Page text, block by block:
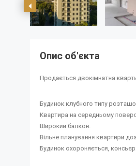
Опис об'єкта
Продається двокімнатна
Будинок клубного типу
Квартира на середньому
Широкий балкон.
Вільне планування квартири
Будинок охороняється,